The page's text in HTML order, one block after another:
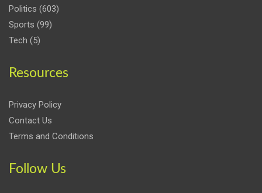
Politics (603)
Sports (99)
Tech (5)
Resources
Privacy Policy
Contact Us
Terms and Conditions
Follow Us